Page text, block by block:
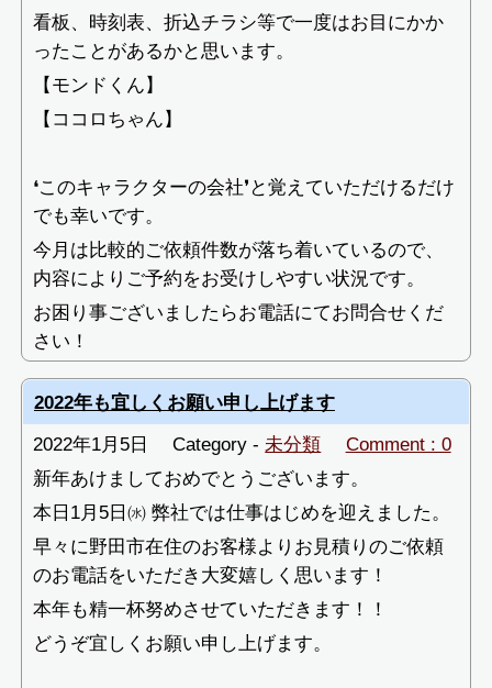
看板、時刻表、折込チラシ等で一度はお目にかか
ったことがあるかと思います。
【モンドくん】
【ココロちゃん】
❛このキャラクターの会社❜と覚えていただけるだけ
でも幸いです。
今月は比較的ご依頼件数が落ち着いているので、
内容によりご予約をお受けしやすい状況です。
お困り事ございましたらお電話にてお問合せくだ
さい！
2022年も宜しくお願い申し上げます
2022年1月5日
Category - 未分類
Comment : 0
新年あけましておめでとうございます。
本日1月5日㈬ 弊社では仕事はじめを迎えました。
早々に野田市在住のお客様よりお見積りのご依頼
のお電話をいただき大変嬉しく思います！
本年も精一杯努めさせていただきます！！
どうぞ宜しくお願い申し上げます。